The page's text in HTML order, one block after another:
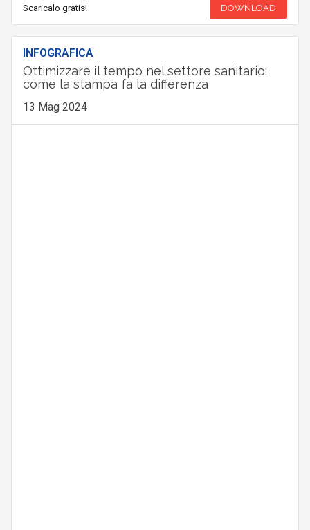
Scaricalo gratis! DOWNLOAD
INFOGRAFICA
Ottimizzare il tempo nel settore sanitario:
come la stampa fa la differenza
13 Mag 2024